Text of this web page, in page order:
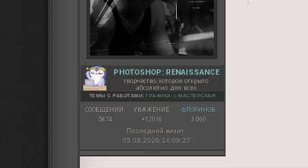
PHOTOSHOP: RENAISSANCE
творчество, которое открыто
абсолютно для всех
ТЕМЫ С РАБОТАМИ: ГРАФИКА ◇ МАСТЕРСКАЯ
СООБЩЕНИЙ:
5874
УВАЖЕНИЕ:
+12016
ФЛОРИНОВ:
3 060
Последний визит:
05.08.2026 14:09:27